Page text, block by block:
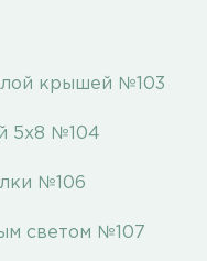
крышей №103
5х8 №104
№106
светом №107